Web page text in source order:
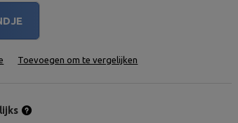
Toevoegen om te vergelijken